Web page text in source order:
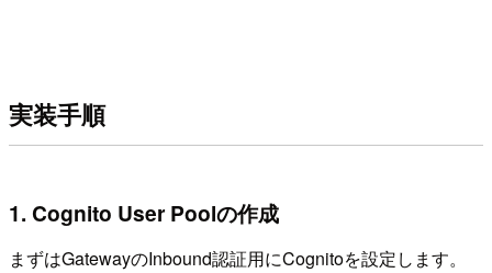
実装手順
1. Cognito User Poolの作成
まずはGatewayのInbound認証用にCognitoを設定します。